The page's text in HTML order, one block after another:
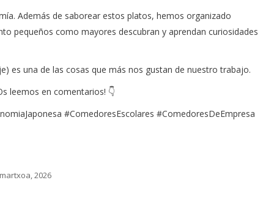
Además de saborear estos platos, hemos organizado
pequeños como mayores descubran y aprendan curiosidades
es una de las cosas que más nos gustan de nuestro trabajo.
leemos en comentarios! 👇
#ComedoresEscolares #ComedoresDeEmpresa
2026